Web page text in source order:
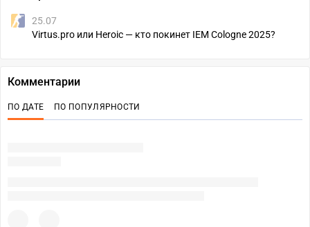
25.07
Virtus.pro или Heroic — кто покинет IEM Cologne 2025?
Комментарии
ПО ДАТЕ ПО ПОПУЛЯРНОСТИ